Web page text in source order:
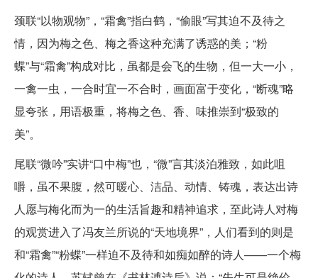
颈联“以物观物”，“霜禽”指白鹤，“偷眼”写其迫不及待之
情，因为梅之色、梅之香这种充满了诱惑的美；“粉
蝶”与“霜禽”构成对比，虽都是会飞的生物，但一大一小，
一禽一虫，一合时宜一不合时，画面富于变化，“断魂”略
显夸张，用语极重，将梅之色、香、味推崇到“极致的
美”。
尾联“微吟”实讲“口中梅”也，“微”言其淡泊雅致，如此咀
嚼，虽不果腹，然可暖心、洁品、动情、铸魂，表达出诗
人愿与梅化而为一的生活旨趣和精神追求，至此诗人对梅
的观赏进入了冯友兰所说的“天地境界”，人们看到的则是
和“霜禽”“粉蝶”一样迫不及待和如痴如醉的诗人——一个梅